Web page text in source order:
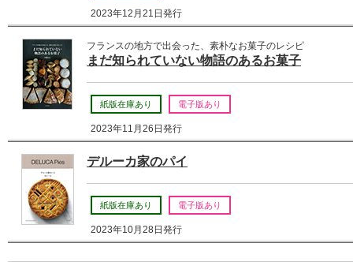
2023年12月21日発行
フランスの地方で出会った、素朴なお菓子のレシピ
まだ知られていない物語のあるお菓子
紙版在庫あり 電子版あり
2023年11月26日発行
デルーカ家のパイ
紙版在庫あり 電子版あり
2023年10月28日発行